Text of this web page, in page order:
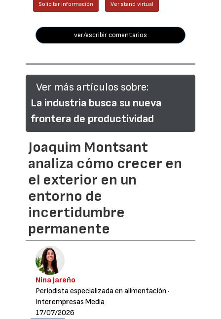
Solicitar información Ver stand virtual
ver/escribir comentarios
Ver más artículos sobre:
La industria busca su nueva
frontera de productividad
Joaquim Montsant
analiza cómo crecer en
el exterior en un
entorno de
incertidumbre
permanente
Nina Jareño
Periodista especializada en alimentación ·
Interempresas Media
17/07/2026